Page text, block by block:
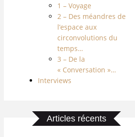
1 – Voyage
2 – Des méandres de
l’espace aux
circonvolutions du
temps…
3 – De la
« Conversation »…
Interviews
Articles récents